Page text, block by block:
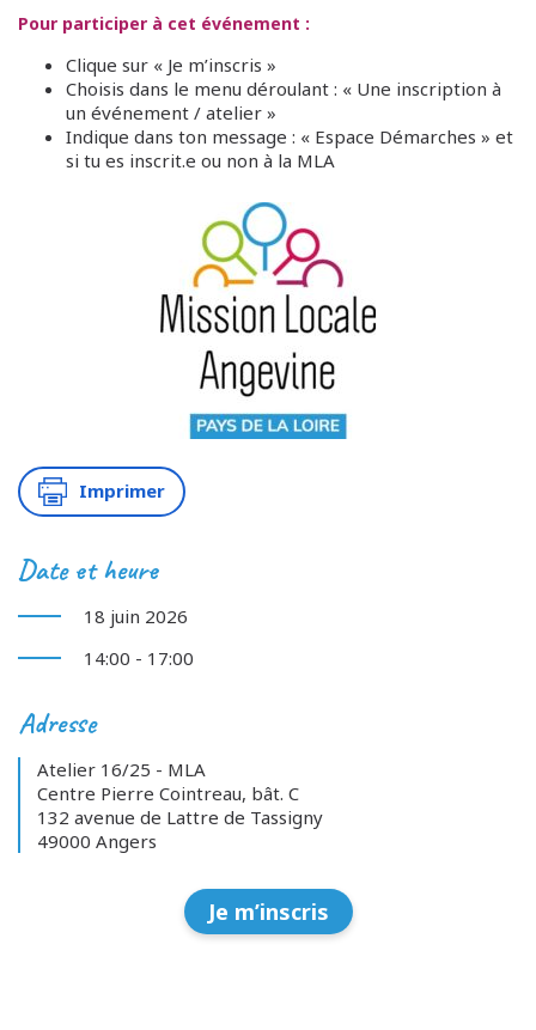
Pour participer à cet événement :
Clique sur « Je m’inscris »
Choisis dans le menu déroulant : « Une inscription à
un événement / atelier »
Indique dans ton message : « Espace Démarches » et
si tu es inscrit.e ou non à la MLA
Imprimer
Date et heure
18 juin 2026
14:00 - 17:00
Adresse
Atelier 16/25 - MLA
Centre Pierre Cointreau, bât. C
132 avenue de Lattre de Tassigny
49000 Angers
Je m’inscris